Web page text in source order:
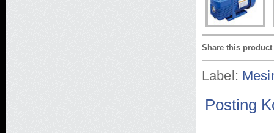
Share this product
Label:
Posting